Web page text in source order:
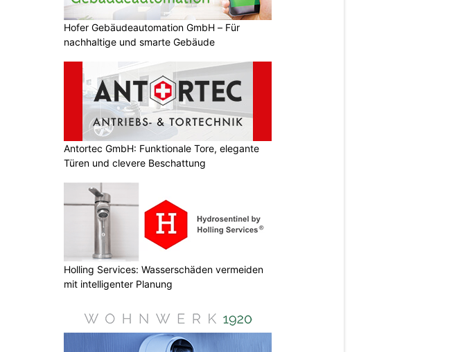
Hofer Gebäudeautomation GmbH – Für
nachhaltige und smarte Gebäude
Antortec GmbH: Funktionale Tore, elegante
Türen und clevere Beschattung
Holling Services: Wasserschäden vermeiden
mit intelligenter Planung